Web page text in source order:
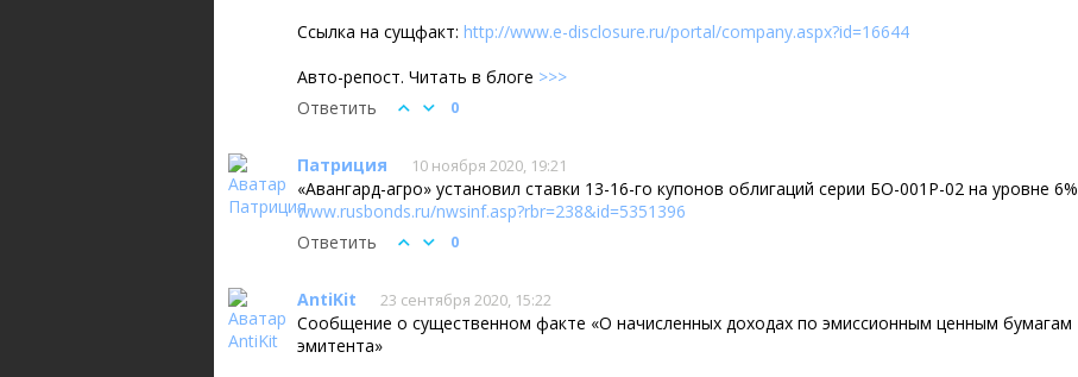
Ссылка на сущфакт: http://www.e-disclosure.ru/portal/company.aspx?id=16644
Авто-репост. Читать в блоге >>>
Ответить
0
Патриция 10 ноября 2020, 19:21
«Авангард-агро» установил ставки 13-16-го купонов облигаций серии БО-001P-02 на уровне 6%
www.rusbonds.ru/nwsinf.asp?rbr=238&id=5351396
Ответить
0
AntiKit 23 сентября 2020, 15:22
Сообщение о существенном факте «О начисленных доходах по эмиссионным ценным бумагам
эмитента»